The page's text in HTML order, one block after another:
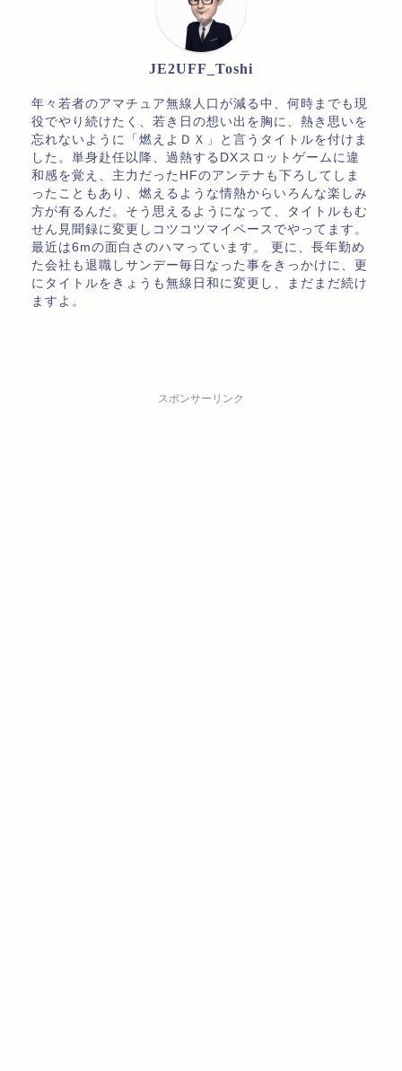
JE2UFF_Toshi
年々若者のアマチュア無線人口が減る中、何時までも現
役でやり続けたく、若き日の想い出を胸に、熱き思いを
忘れないように「燃えよＤＸ」と言うタイトルを付けま
した。単身赴任以降、過熱するDXスロットゲームに違
和感を覚え、主力だったHFのアンテナも下ろしてしま
ったこともあり、燃えるような情熱からいろんな楽しみ
方が有るんだ。そう思えるようになって、タイトルもむ
せん見聞録に変更しコツコツマイペースでやってます。
最近は6mの面白さのハマっています。 更に、長年勤め
た会社も退職しサンデー毎日なった事をきっかけに、更
にタイトルをきょうも無線日和に変更し、まだまだ続け
ますよ。
スポンサーリンク